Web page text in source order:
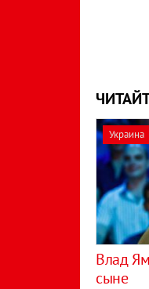
Украина
Влад
сыне